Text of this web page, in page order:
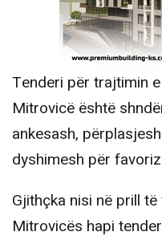
Tenderi për trajtimin
Mitrovicë është
ankesash,
dyshimesh për
Gjithçka nisi në prill
Mitrovicës hapi